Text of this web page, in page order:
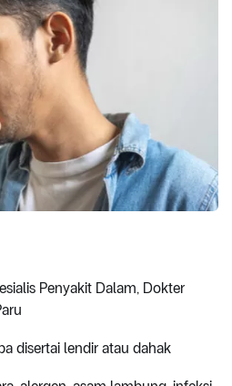
Penyakit Dalam, Dokter
disertai lendir atau dahak